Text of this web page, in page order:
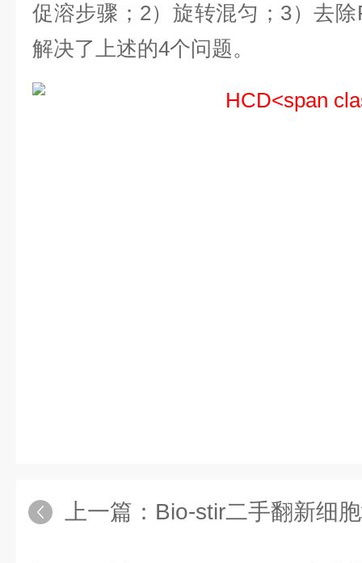
促溶步骤；2）旋转混匀；3）去
解决了上述的4个问题。
上一篇： Bio-stir二手翻新细